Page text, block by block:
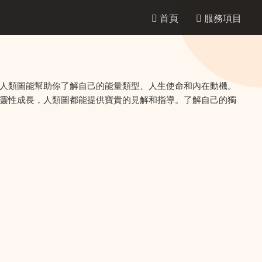
首頁 服務項目
圖能幫助你了解自己的能量類型、人生使命和內在動機。
性成長，人類圖都能提供寶貴的見解和指導。了解自己的獨